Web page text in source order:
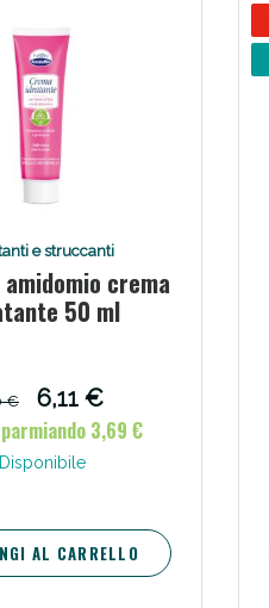
e struccanti
amidomio crema
50 ml
€
6,11 €
3,69 €
Disponibile
AL CARRELLO